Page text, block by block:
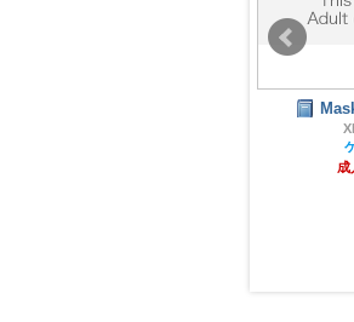
君
トラン
成